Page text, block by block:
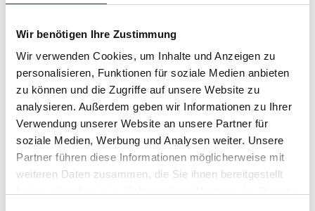
Wir benötigen Ihre Zustimmung
Wir verwenden Cookies, um Inhalte und Anzeigen zu
personalisieren, Funktionen für soziale Medien anbieten
zu können und die Zugriffe auf unsere Website zu
analysieren. Außerdem geben wir Informationen zu Ihrer
Verwendung unserer Website an unsere Partner für
soziale Medien, Werbung und Analysen weiter. Unsere
Partner führen diese Informationen möglicherweise mit
weiteren Daten zusammen, die Sie ihnen bereitgestellt
2 16,88 € 17,07 € 18,75 € 20,65 €
41m 2- 60m2 14,06 € 14,46 €
61m - 90m 13,67 € 13,97 € 14,92 € 15,14 €
Über 90m 2 13,23 € 13,57 € 14,22 €